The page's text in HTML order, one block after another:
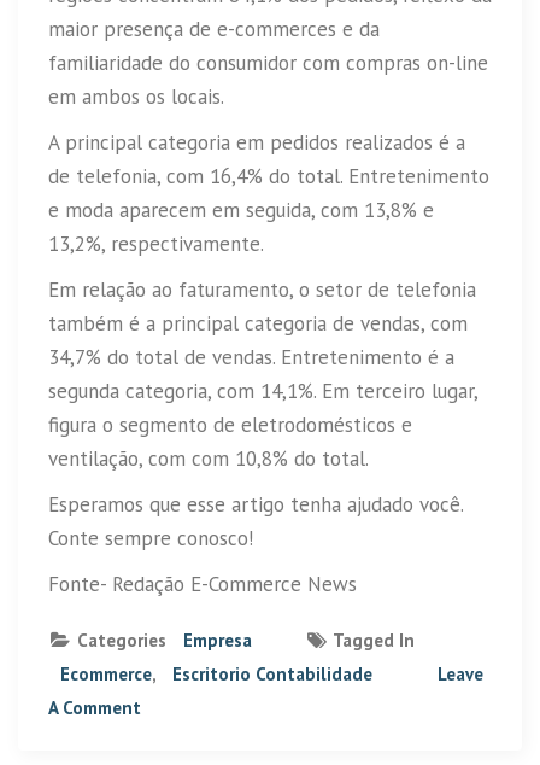
maior presença de e-commerces e da
familiaridade do consumidor com compras on-line
em ambos os locais.
A principal categoria em pedidos realizados é a
de telefonia, com 16,4% do total. Entretenimento
e moda aparecem em seguida, com 13,8% e
13,2%, respectivamente.
Em relação ao faturamento, o setor de telefonia
também é a principal categoria de vendas, com
34,7% do total de vendas. Entretenimento é a
segunda categoria, com 14,1%. Em terceiro lugar,
figura o segmento de eletrodomésticos e
ventilação, com com 10,8% do total.
Esperamos que esse artigo tenha ajudado você.
Conte sempre conosco!
Fonte- Redação E-Commerce News
Categories Empresa
Tagged In
Ecommerce, Escritorio Contabilidade
Leave
A Comment